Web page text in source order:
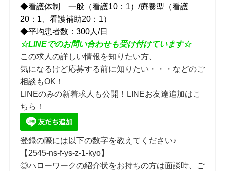
◆看護体制 一般（看護10：1）/療養型（看護
20：1、看護補助20：1）
◆平均患者数：300人/日
☆LINEでのお問い合わせも受け付けています☆
この求人の詳しい情報を知りたい方、
気になるけど応募する前に知りたい・・・などのご
相談もOK！
LINEのみの新着求人も公開！LINEお友達追加はこ
ちら！
登録の際には以下の数字を教えてください♪
【2545-ns-f-ys-z-1-kyo】
◎ハローワークの紹介状をお持ちの方は面談時、ご